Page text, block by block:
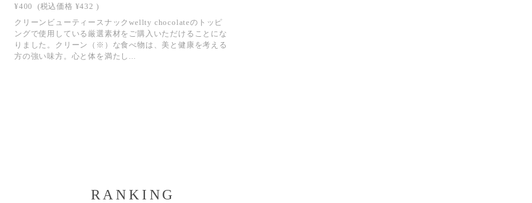
¥400 (税込価格 ¥432 )
クリーンビューティースナックwellty chocolateのトッピ
ングで使用している厳選素材をご購入いただけることにな
りました。クリーン（※）な食べ物は、美と健康を考える
方の強い味方。心と体を満たし...
RANKING